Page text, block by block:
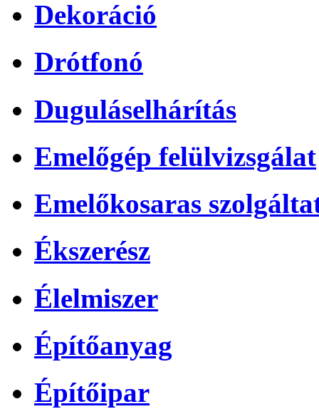
Dekoráció
Drótfonó
Duguláselhárítás
Emelőgép felülvizsgálat
Emelőkosaras
Ékszerész
Élelmiszer
Építőanyag
Építőipar